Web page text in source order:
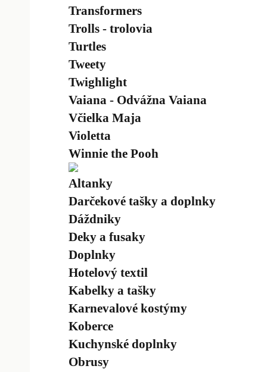
Transformers
Trolls - trolovia
Turtles
Tweety
Twighlight
Vaiana - Odvážna Vaiana
Včielka Maja
Violetta
Winnie the Pooh
Altanky
Darčekové tašky a doplnky
Dáždniky
Deky a fusaky
Doplnky
Hotelový textil
Kabelky a tašky
Karnevalové kostýmy
Koberce
Kuchynské doplnky
Obrusy